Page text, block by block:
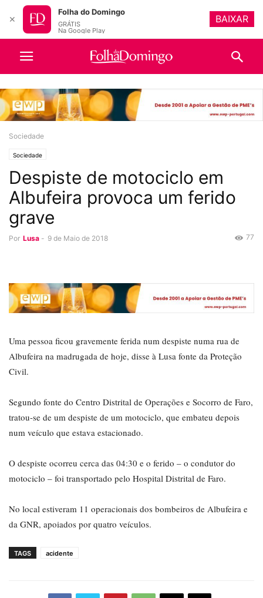
Sociedade
Sociedade
Despiste de motociclo em
Albufeira provoca um ferido
grave
Por Lusa - 9 de Maio de 2018 77
Uma pessoa ficou gravemente ferida num despiste numa rua de
Albufeira na madrugada de hoje, disse à Lusa fonte da Proteção
Civil.
Segundo fonte do Centro Distrital de Operações e Socorro de Faro,
tratou-se de um despiste de um motociclo, que embateu depois
num veículo que estava estacionado.
O despiste ocorreu cerca das 04:30 e o ferido – o condutor do
motociclo – foi transportado pelo Hospital Distrital de Faro.
No local estiveram 11 operacionais dos bombeiros de Albufeira e
da GNR, apoiados por quatro veículos.
TAGS acidente
✕
Folha do Domingo
GRÁTIS
Na Google Play
BAIXAR